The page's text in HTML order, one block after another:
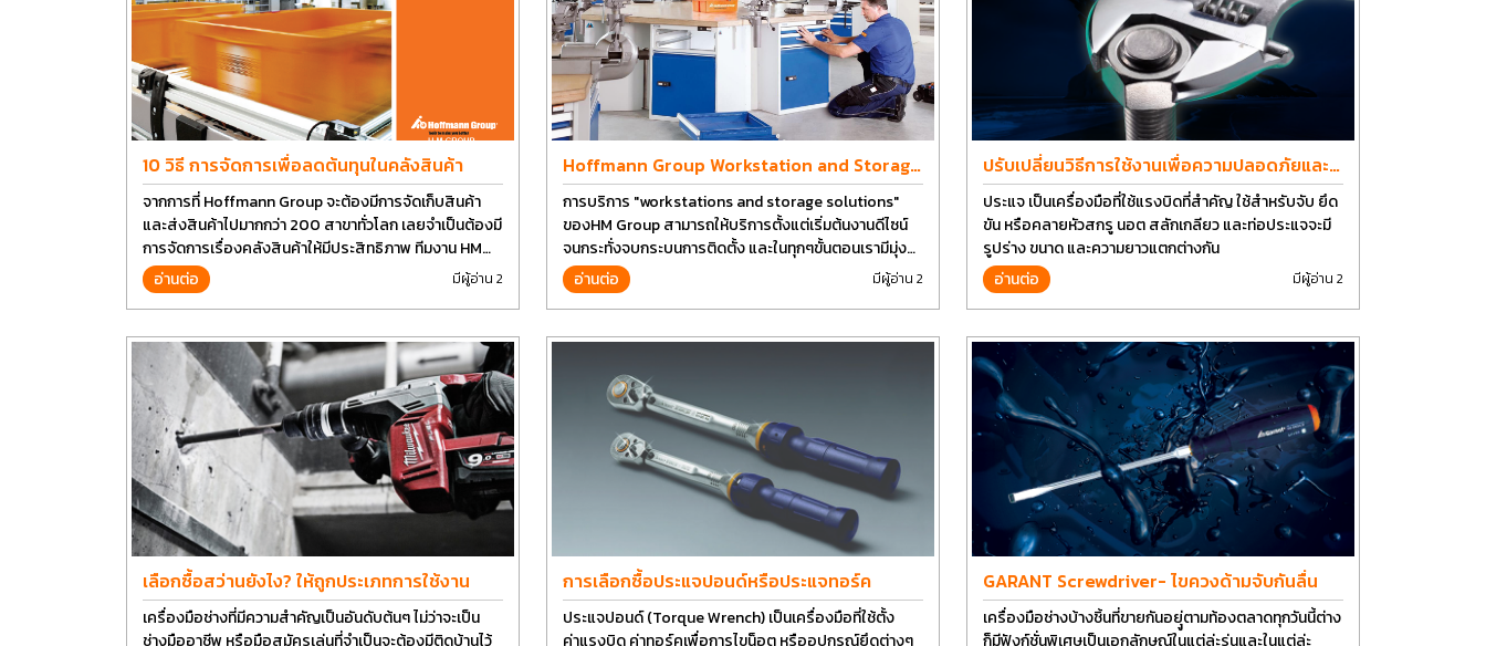
10 วิธี การจัดการเพื่อลดต้นทุนในคลังสินค้า
จากการที่ Hoffmann Group จะต้องมีการจัดเก็บสินค้า
และส่งสินค้าไปมากกว่า 200 สาขาทั่วโลก เลยจำเป็นต้องมี
การจัดการเรื่องคลังสินค้าให้มีประสิทธิภาพ ทีมงาน HM
Group เลยอยากนำวิธีการบางส่วนมาแบ่งปันกัน
อ่านต่อ มีผู้อ่าน 2
Hoffmann Group Workstation and Storage
Design
การบริการ "workstations and storage solutions"
ของHM Group สามารถให้บริการตั้งแต่เริ่มต้นงานดีไซน์
จนกระทั่งจบกระบนการติดตั้ง และในทุกๆขั้นตอนเรามีมุ่ง
มั่นเพื่อที่จะให้คุณได้รับคุณภาพและการที่งานที่ดีที่สุด บน
ต้นทุนที่ดีที่สุดเช่นกัน
อ่านต่อ มีผู้อ่าน 2
ปรับเปลี่ยนวิธีการใช้งานเพื่อความปลอดภัยและ
ยืดอายุการใช้งานประแจได้อีกนาน
ประแจ เป็นเครื่องมือที่ใช้แรงบิดที่สำคัญ ใช้สำหรับจับ ยึด
ขัน หรือคลายหัวสกรู นอต สลักเกลียว และท่อประแจจะมี
รูปร่าง ขนาด และความยาวแตกต่างกัน
อ่านต่อ
มีผู้อ่าน 2
เลือกซื้อสว่านยังไง? ให้ถูกประเภทการใช้งาน
เครื่องมือช่างที่มีความสำคัญเป็นอันดับต้นๆ ไม่ว่าจะเป็น
ช่างมืออาชีพ หรือมือสมัครเล่นที่จำเป็นจะต้องมีติดบ้านไว้
การเลือกซื้อประแจปอนด์หรือประแจทอร์ค
ประแจปอนด์ (Torque Wrench) เป็นเครื่องมือที่ใช้ตั้ง
ค่าแรงบิด ค่าทอร์คเพื่อการไขน็อต หรืออุปกรณ์ยึดต่างๆ
GARANT Screwdriver- ไขควงด้ามจับกันลื่น
เครื่องมือช่างบ้างชิ้นที่ขายกันอยุู่ตามท้องตลาดทุกวันนี้ต่าง
ก็มีฟังก์ชั่นพิเศษเป็นเอกลักษณ์ในแต่ล่ะรุ่นและในแต่ล่ะ